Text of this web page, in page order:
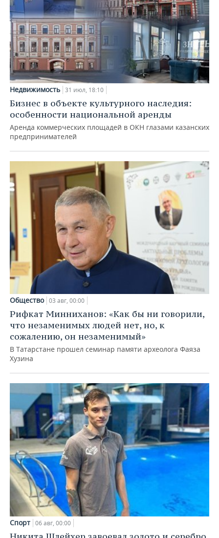
Недвижимость 31 июл, 18:10
Бизнес в объекте культурного наследия:
особенности национальной аренды
Аренда коммерческих площадей в ОКН глазами казанских
предпринимателей
Общество 03 авг, 00:00
Рифкат Минниханов: «Как бы ни говорили,
что незаменимых людей нет, но, к
сожалению, он незаменимый»
В Татарстане прошел семинар памяти археолога Фаяза
Хузина
Спорт 06 авг, 00:00